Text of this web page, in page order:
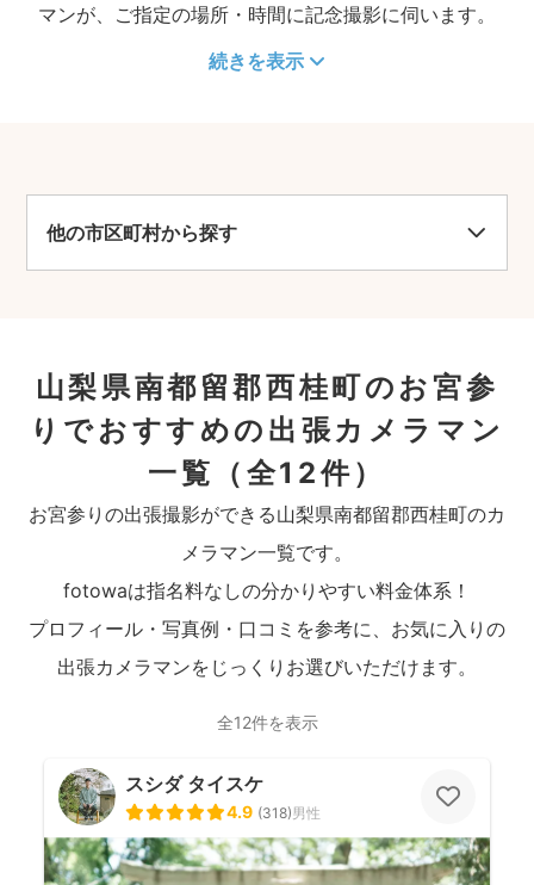
マンが、ご指定の場所・時間に記念撮影に伺います。
続きを表示
他の市区町村から探す
山梨県南都留郡西桂町のお宮参
りでおすすめの出張カメラマン
一覧
（全12件）
お宮参りの出張撮影ができる山梨県南都留郡西桂町のカ
メラマン一覧です。
fotowaは指名料なしの分かりやすい料金体系！
プロフィール・写真例・口コミを参考に、お気に入りの
出張カメラマンをじっくりお選びいただけます。
全12件を表示
スシダ タイスケ
4.9 (318)男性